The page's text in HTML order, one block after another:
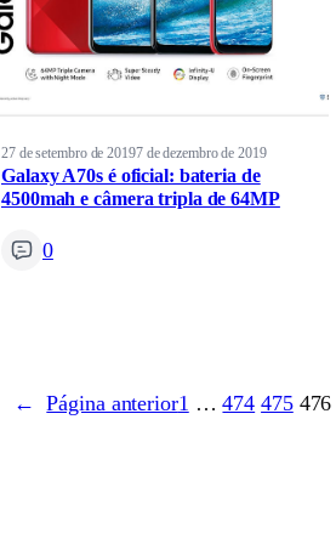
27 de setembro de 20197 de dezembro de 2019
Galaxy A70s é oficial: bateria de
4500mah e câmera tripla de 64MP
0
← Página anterior1 … 474 475 476